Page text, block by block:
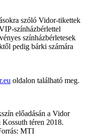
szóló Vidor-tikettek
színházbérlettel
színházbérletesek
pedig bárki számára
oldalon található meg.
előadásán a Vidor
téren 2018.
MTI